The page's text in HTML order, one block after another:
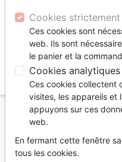
Accueil Livres
A travers l'orage
Cookies strictement
Ces cookies sont
web. Ils sont
le panier et la
Cookies analytiques
Ces cookies collectent
visites, les appareils et
appuyons sur ces
web.
En fermant cette fenêtre
tous les cookies.